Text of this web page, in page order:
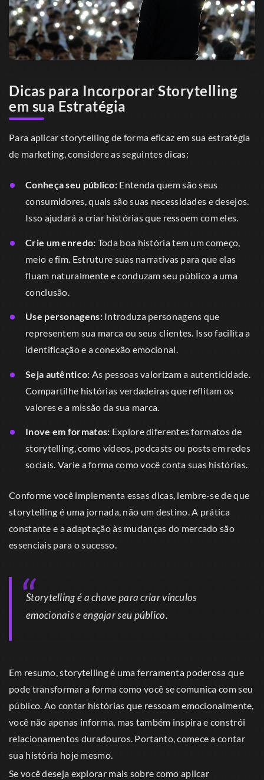
Dicas para Incorporar Storytelling
em sua Estratégia
Para aplicar storytelling de forma eficaz em sua estratégia
de marketing, considere as seguintes dicas:
Conheça seu público: Entenda quem são seus
consumidores, quais são suas necessidades e desejos.
Isso ajudará a criar histórias que ressoem com eles.
Crie um enredo: Toda boa história tem um começo,
meio e fim. Estruture suas narrativas para que elas
fluam naturalmente e conduzam seu público a uma
conclusão.
Use personagens:Introduza personagens que
representem sua marca ou seus clientes. Isso facilita a
identificação e a conexão emocional.
Seja autêntico: As pessoas valorizam a autenticidade.
Compartilhe histórias verdadeiras que reflitam os
valores e a missão da sua marca.
Inove em formatos: Explore diferentes formatos de
storytelling, como vídeos, podcasts ou posts em redes
sociais. Varie a forma como você conta suas histórias.
Conforme você implementa essas dicas, lembre-se de que
storytelling é uma jornada, não um destino. A prática
constante e a adaptação às mudanças do mercado são
essenciais para o sucesso.
Storytelling é a chave para criar vínculos
emocionais e engajar seu público.
Em resumo, storytelling é uma ferramenta poderosa que
pode transformar a forma como você se comunica com seu
público. Ao contar histórias que ressoam emocionalmente,
você não apenas informa, mas também inspira e constrói
relacionamentos duradouros. Portanto, comece a contar
sua história hoje mesmo.
Se você deseja explorar mais sobre como aplicar